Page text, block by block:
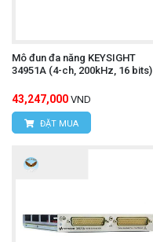
Mô đun đa năng KEYSIGHT
34951A (4-ch, 200kHz, 16 bits)
43,247,000 VND
ĐẶT MUA